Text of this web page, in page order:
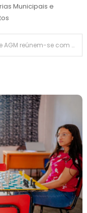
Municipais e
FGM e AGM reúnem-se com o Presidente do Senado para discutir alteração do ICMS